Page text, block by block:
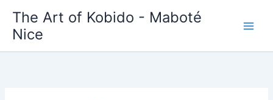
contenu
The Art of Kobido - Maboté
Nice